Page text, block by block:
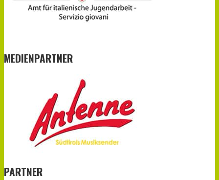
MEDIENPARTNER
PARTNER